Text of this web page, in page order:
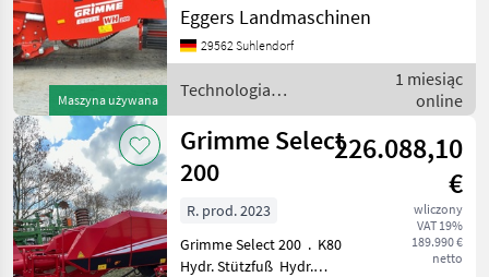
Maszyna używana
Zapfwellendrehzahl 1
Antrieb mit
Zapfwellendrehzahl 540
U/min Reihenweite 1
Eggers Landmaschinen
29562 Suhlendorf
Technologia
ziemniaczana / Grimme
1 miesiąc
online
Grimme Select
200
226.088,10
€
wliczony
VAT 19%
189.990 €
netto
R. prod. 2023
Grimme Select 200 . K80
Hydr. Stützfuß Hydr.